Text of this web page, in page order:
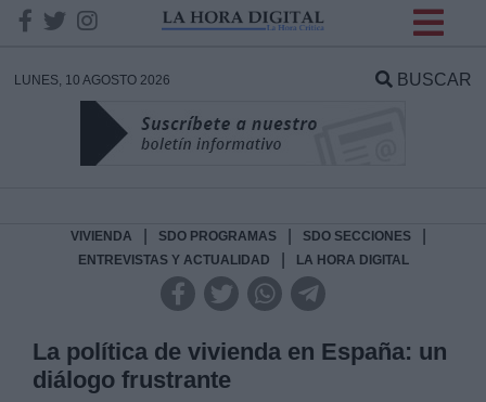
LUNES, 10 AGOSTO 2026 BUSCAR
VIVIENDA SDO PROGRAMAS SDO SECCIONES
ENTREVISTAS Y ACTUALIDAD LA HORA DIGITAL
La política de vivienda en España: un
diálogo frustrante
DATOS
Responsable:
Legitimación: